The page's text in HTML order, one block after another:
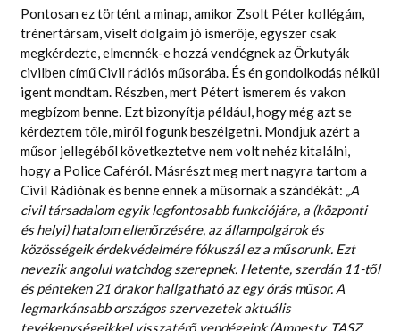
Pontosan ez történt a minap, amikor Zsolt Péter kollégám,
trénertársam, viselt dolgaim jó ismerője, egyszer csak
megkérdezte, elmennék-e hozzá vendégnek az Őrkutyák
civilben című Civil rádiós műsorába. És én gondolkodás nélkül
igent mondtam. Részben, mert Pétert ismerem és vakon
megbízom benne. Ezt bizonyítja például, hogy még azt se
kérdeztem tőle, miről fogunk beszélgetni. Mondjuk azért a
műsor jellegéből következtetve nem volt nehéz kitalálni,
hogy a Police Caféról. Másrészt meg mert nagyra tartom a
Civil Rádiónak és benne ennek a műsornak a szándékát: „A
civil társadalom egyik legfontosabb funkciójára, a (központi
és helyi) hatalom ellenőrzésére, az állampolgárok és
közösségeik érdekvédelmére fókuszál ez a műsorunk. Ezt
nevezik angolul watchdog szerepnek. Hetente, szerdán 11-től
és pénteken 21 órakor hallgatható az egy órás műsor. A
legmarkánsabb országos szervezetek aktuális
tevékenységeikkel visszatérő vendégeink (Amnesty, TASZ,